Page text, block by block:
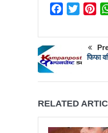
Facebook
Twitter
फिफा
RELATED